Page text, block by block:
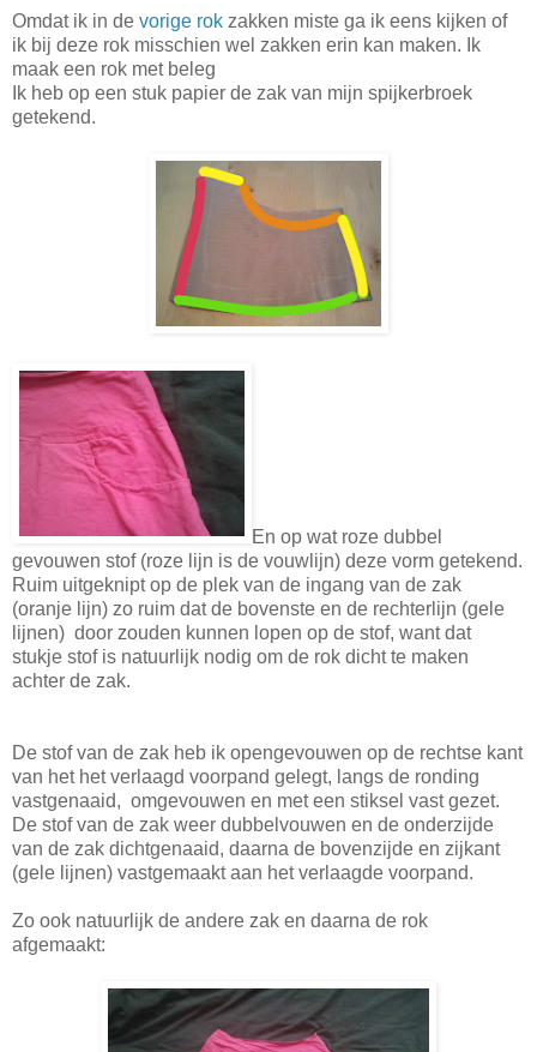
Omdat ik in de vorige rok zakken miste ga ik eens kijken of
ik bij deze rok misschien wel zakken erin kan maken. Ik
maak een rok met beleg
Ik heb op een stuk papier de zak van mijn spijkerbroek
getekend.
En op wat roze dubbel
gevouwen stof (roze lijn is de vouwlijn) deze vorm getekend.
Ruim uitgeknipt op de plek van de ingang van de zak
(oranje lijn) zo ruim dat de bovenste en de rechterlijn (gele
lijnen) door zouden kunnen lopen op de stof, want dat
stukje stof is natuurlijk nodig om de rok dicht te maken
achter de zak.
De stof van de zak heb ik opengevouwen op de rechtse kant
van het het verlaagd voorpand gelegt, langs de ronding
vastgenaaid, omgevouwen en met een stiksel vast gezet.
De stof van de zak weer dubbelvouwen en de onderzijde
van de zak dichtgenaaid, daarna de bovenzijde en zijkant
(gele lijnen) vastgemaakt aan het verlaagde voorpand.
Zo ook natuurlijk de andere zak en daarna de rok
afgemaakt: